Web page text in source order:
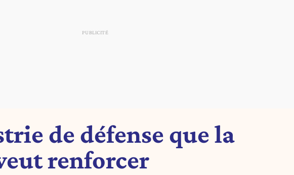
de défense que la
renforcer